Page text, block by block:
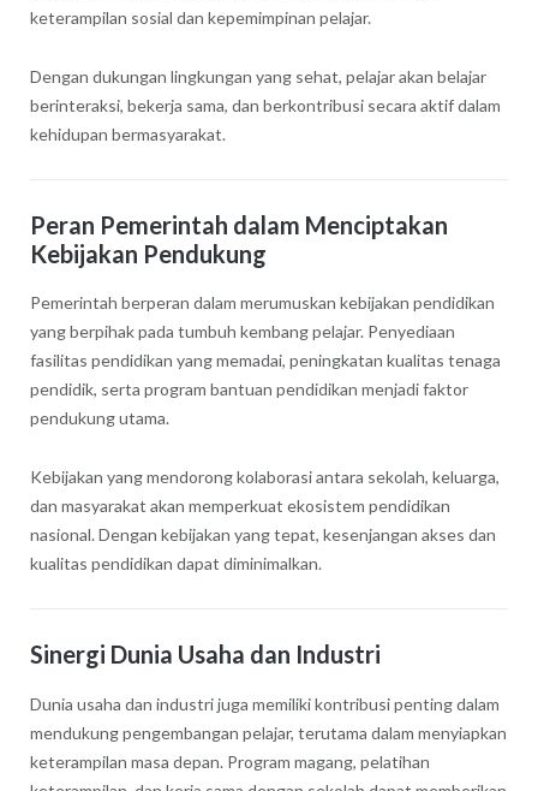
keterampilan sosial dan kepemimpinan pelajar.
Dengan dukungan lingkungan yang sehat, pelajar akan belajar
berinteraksi, bekerja sama, dan berkontribusi secara aktif dalam
kehidupan bermasyarakat.
Peran Pemerintah dalam Menciptakan
Kebijakan Pendukung
Pemerintah berperan dalam merumuskan kebijakan pendidikan
yang berpihak pada tumbuh kembang pelajar. Penyediaan
fasilitas pendidikan yang memadai, peningkatan kualitas tenaga
pendidik, serta program bantuan pendidikan menjadi faktor
pendukung utama.
Kebijakan yang mendorong kolaborasi antara sekolah, keluarga,
dan masyarakat akan memperkuat ekosistem pendidikan
nasional. Dengan kebijakan yang tepat, kesenjangan akses dan
kualitas pendidikan dapat diminimalkan.
Sinergi Dunia Usaha dan Industri
Dunia usaha dan industri juga memiliki kontribusi penting dalam
mendukung pengembangan pelajar, terutama dalam menyiapkan
keterampilan masa depan. Program magang, pelatihan